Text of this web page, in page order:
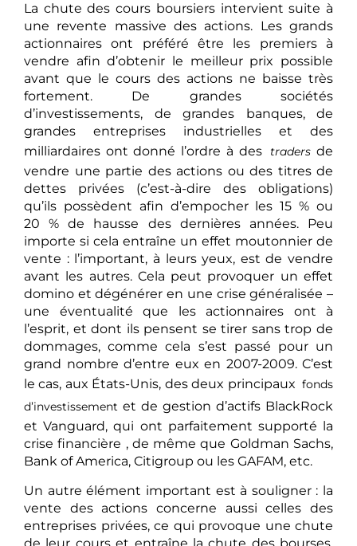
La chute des cours boursiers intervient suite à
une revente massive des actions. Les grands
actionnaires ont préféré être les premiers à
vendre afin d’obtenir le meilleur prix possible
avant que le cours des actions ne baisse très
fortement. De grandes sociétés
d’investissements, de grandes banques, de
grandes entreprises industrielles et des
milliardaires ont donné l’ordre à des
traders de
vendre une partie des actions ou des titres de
dettes privées (c’est-à-dire des obligations)
qu’ils possèdent afin d’empocher les 15 % ou
20 % de hausse des dernières années. Peu
importe si cela entraîne un effet moutonnier de
vente : l’important, à leurs yeux, est de vendre
avant les autres. Cela peut provoquer un effet
domino et dégénérer en une crise généralisée –
une éventualité que les actionnaires ont à
l’esprit, et dont ils pensent se tirer sans trop de
dommages, comme cela s’est passé pour un
grand nombre d’entre eux en 2007-2009. C’est
le cas, aux États-Unis, des deux principaux fonds
d’investissement et de gestion d’actifs BlackRock
et Vanguard, qui ont parfaitement supporté la
crise financière , de même que Goldman Sachs,
Bank of America, Citigroup ou les GAFAM, etc.
Un autre élément important est à souligner : la
vente des actions concerne aussi celles des
entreprises privées, ce qui provoque une chute